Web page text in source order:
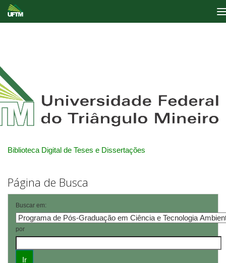
Biblioteca Digital de Teses e Dissertações
Página de Busca
Buscar em:
por